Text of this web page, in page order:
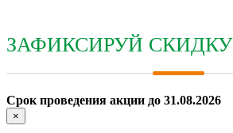
ЗАФИКСИРУЙ СКИДКУ
Срок проведения акции до 31.08.2026
×